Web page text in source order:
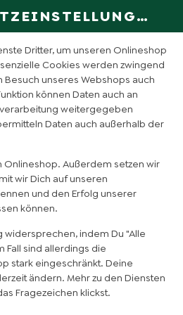
DATENSCHUTZEINSTELLUNGEN
Dritter, um unseren Onlineshop
Cookies werden zwingend
unseres Webshops auch
können Daten auch an
weitergegeben
Daten auch außerhalb der
Onlineshop. Außerdem setzen wir
wir Dich auf unseren
und den Erfolg unserer
können.
widersprechen, indem Du "Alle
Fall sind allerdings die
stark eingeschränkt. Deine
ändern. Mehr zu den Diensten
Fragezeichen klickst.
DE
(0,6L)